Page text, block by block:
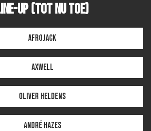
up (tot nu toe)
Afrojack
Axwell
Oliver Heldens
André Hazes